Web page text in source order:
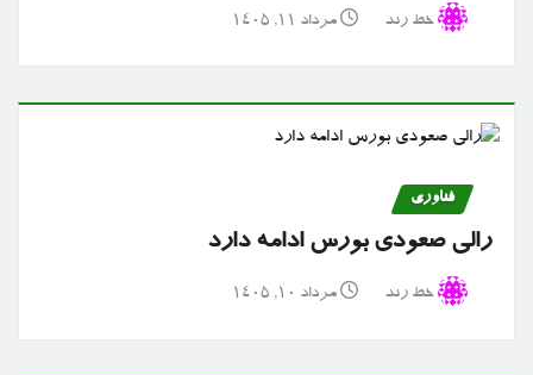
خط رند مرداد ۱۱, ۱۴۰۵
فناوری
رالی صعودی بورس ادامه دارد
خط رند مرداد ۱۰, ۱۴۰۵